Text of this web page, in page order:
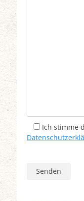
Ich stimme